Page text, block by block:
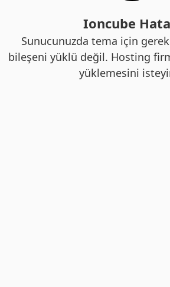
Ioncube
Sunucunuzda tema için
bileşeni yüklü değil. Hosting
yüklemesini